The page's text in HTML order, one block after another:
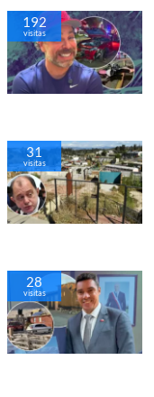
192
visitas
31
visitas
28
visitas